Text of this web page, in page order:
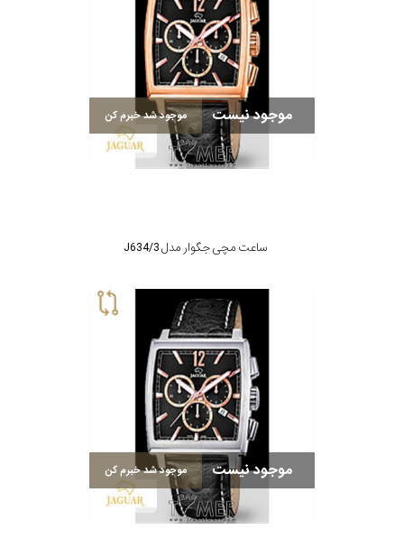
موجود نیست موجود شد خبرم کن
ساعت مچی جگوار مدل J634/3
موجود نیست موجود شد خبرم کن